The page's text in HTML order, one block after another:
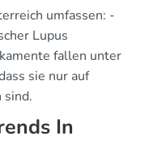
umfassen: -
Lupus
fallen unter
sie nur auf
sind.
In